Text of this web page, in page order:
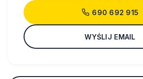
690 692 915
WYŚLIJ EMAIL